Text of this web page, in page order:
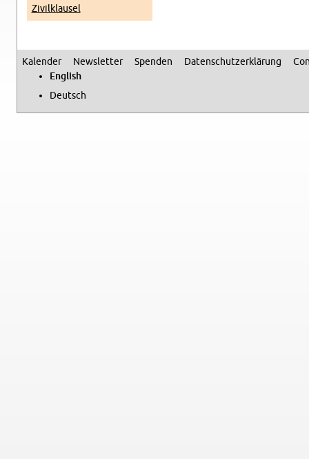
Zivilk­lausel
Sec­ondary menu
Kalen­der Newslet­ter Spenden Daten­schutzerklärung
Eng­lish
Deutsch